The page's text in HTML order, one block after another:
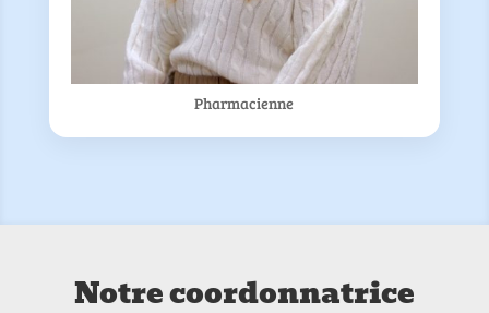
Pharmacienne
Notre coordonnatrice